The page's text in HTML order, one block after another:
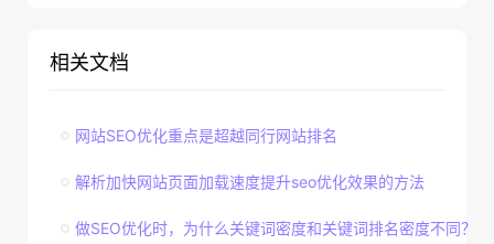
相关文档
网站SEO优化重点是超越同行网站排名
解析加快网站页面加载速度提升seo优化效果的方法
做SEO优化时，为什么关键词密度和关键词排名密度不同？